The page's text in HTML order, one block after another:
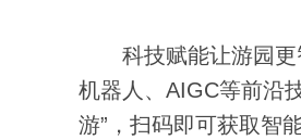
科技赋能让游园更智
机器人、AIGC等前沿
游”，扫码即可获取智